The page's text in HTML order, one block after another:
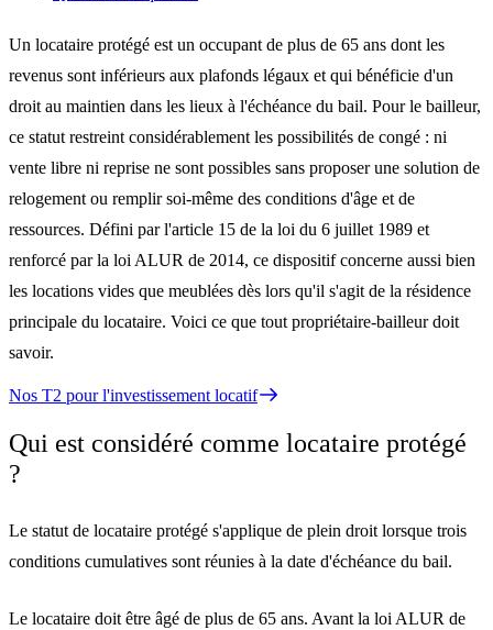
Un locataire protégé est un occupant de plus de 65 ans dont les
revenus sont inférieurs aux plafonds légaux et qui bénéficie d'un
droit au maintien dans les lieux à l'échéance du bail. Pour le bailleur,
ce statut restreint considérablement les possibilités de congé : ni
vente libre ni reprise ne sont possibles sans proposer une solution de
relogement ou remplir soi-même des conditions d'âge et de
ressources. Défini par l'article 15 de la loi du 6 juillet 1989 et
renforcé par la loi ALUR de 2014, ce dispositif concerne aussi bien
les locations vides que meublées dès lors qu'il s'agit de la résidence
principale du locataire. Voici ce que tout propriétaire-bailleur doit
savoir.
Nos T2 pour l'investissement locatif
Qui est considéré comme locataire protégé
?
Le statut de locataire protégé s'applique de plein droit lorsque trois
conditions cumulatives sont réunies à la date d'échéance du bail.
Le locataire doit être âgé de plus de 65 ans. Avant la loi ALUR de